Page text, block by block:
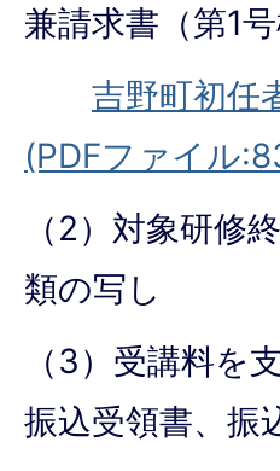
兼請求書（第1号
吉野町初任
(PDFファイル
（2）対象研修
類の写し
（3）受講料を
振込受領書、振